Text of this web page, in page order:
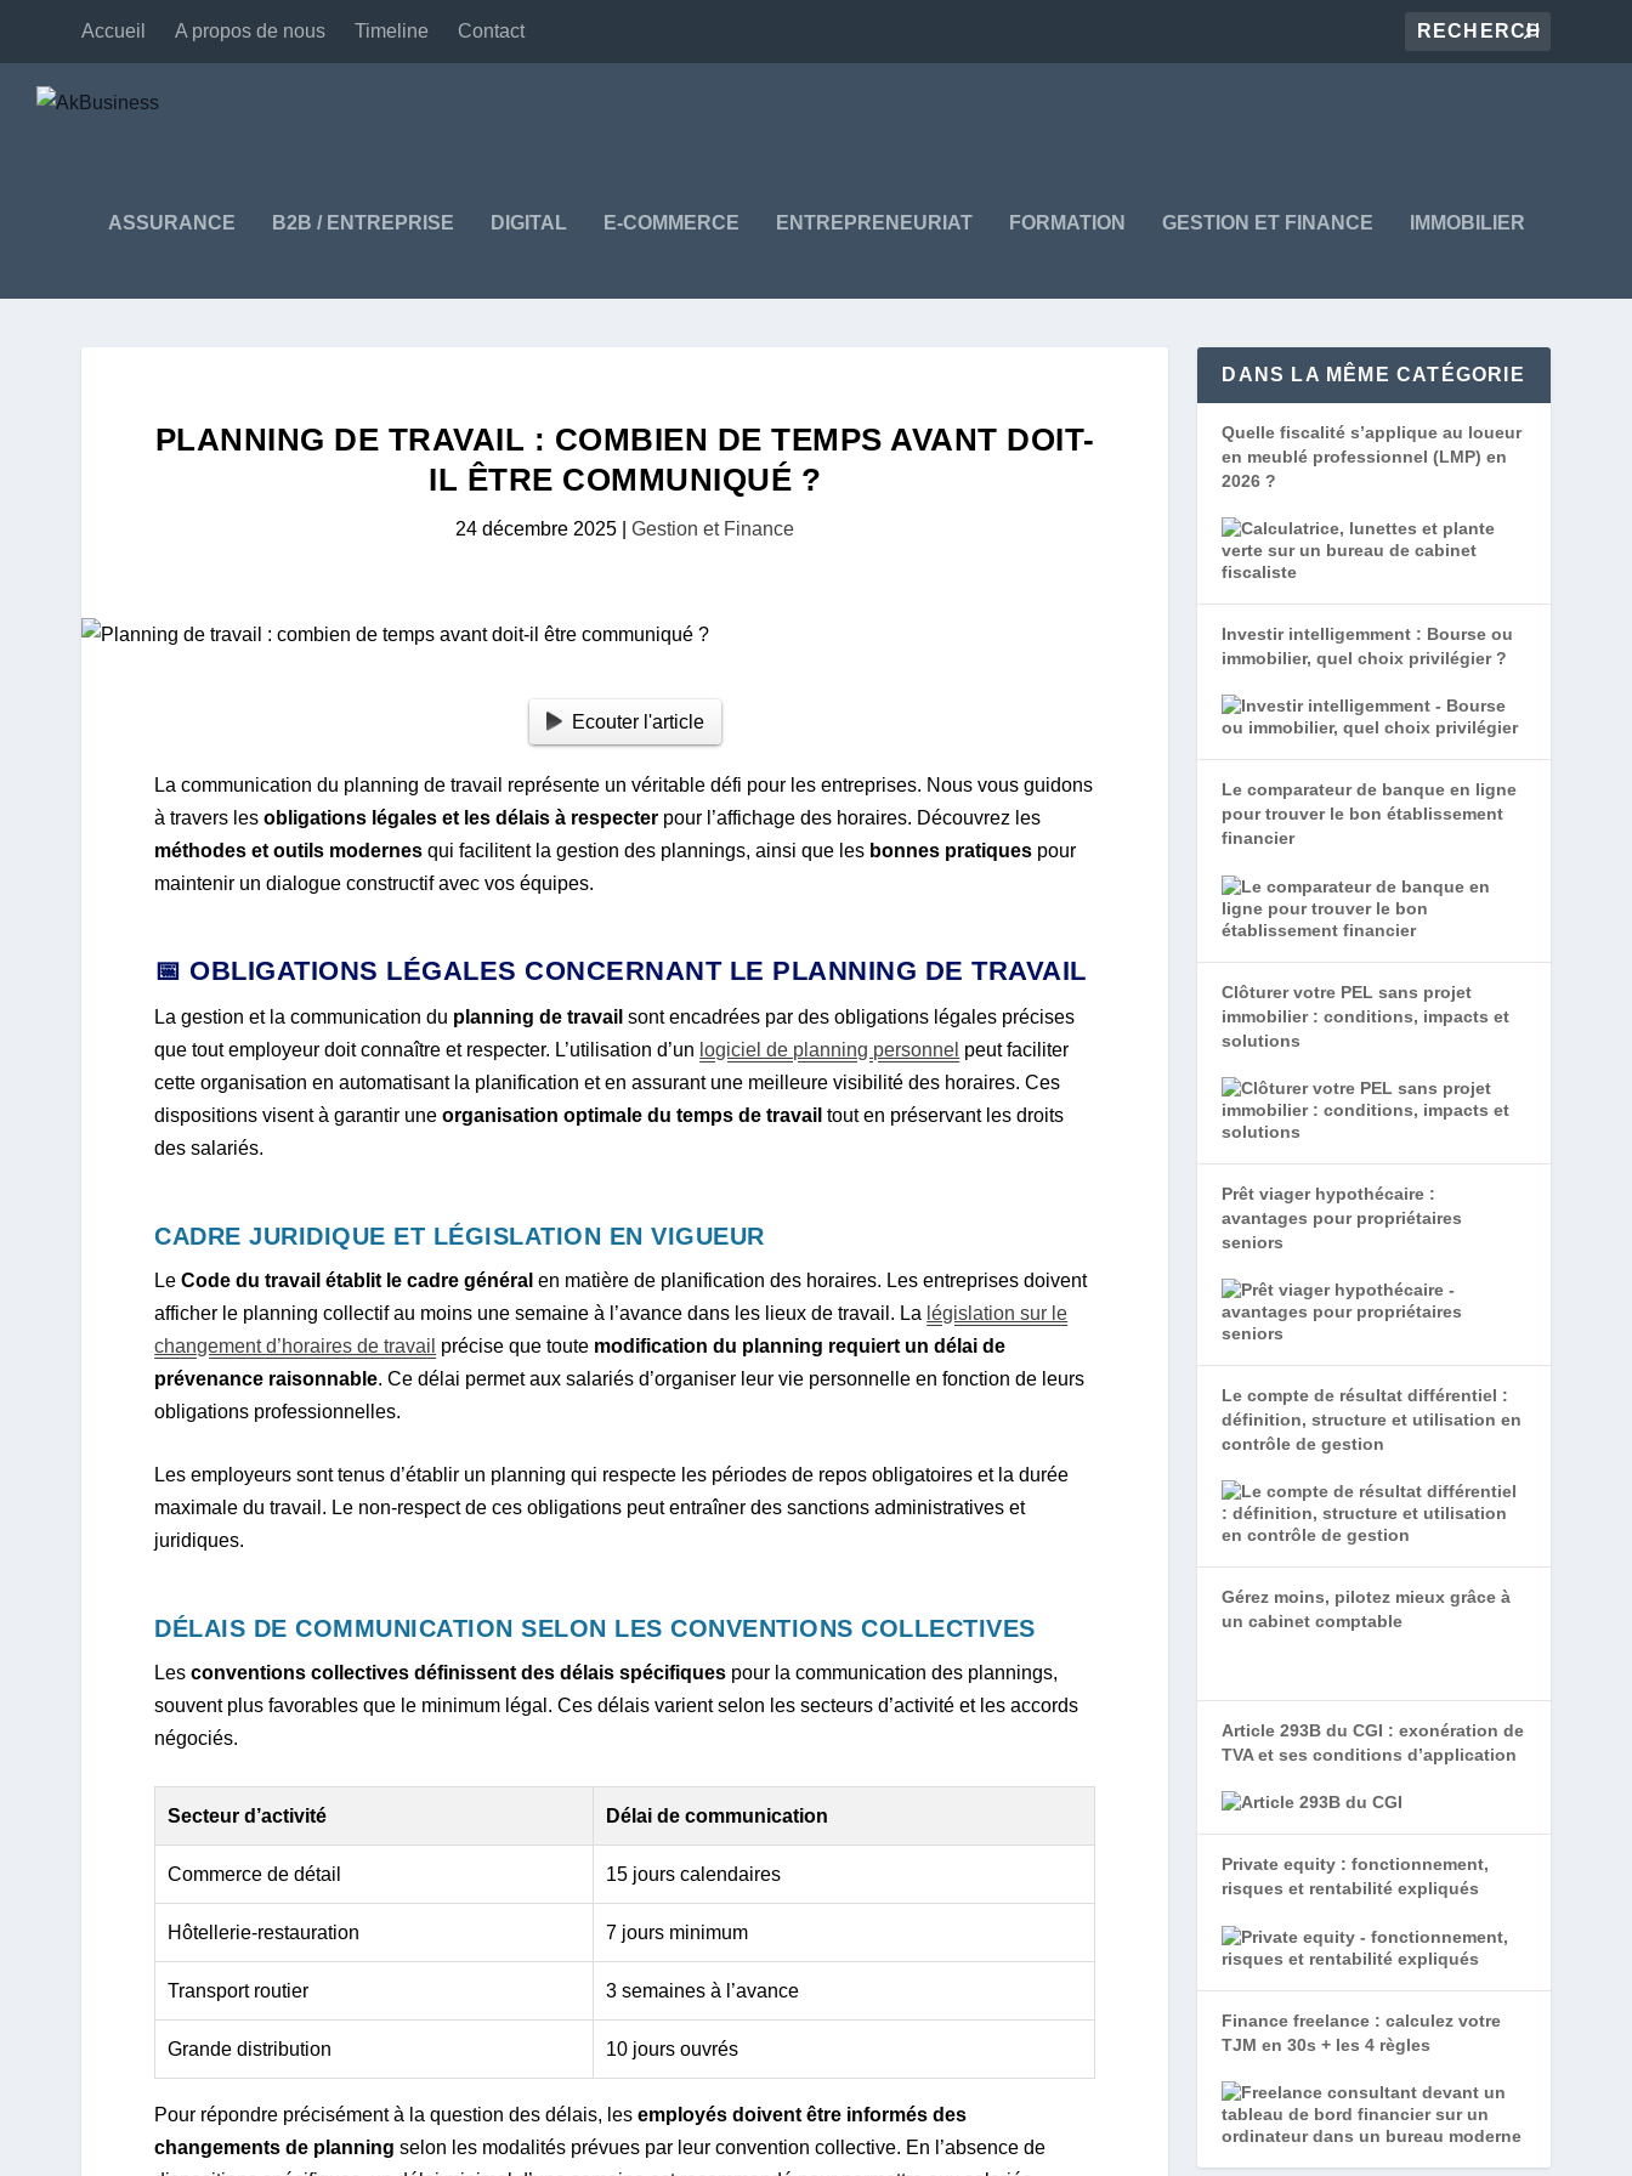
Accueil A propos de nous Timeline Contact
ASSURANCE B2B / ENTREPRISE DIGITAL E-COMMERCE ENTREPRENEURIAT FORMATION GESTION ET FINANCE IMMOBILIER
PLANNING DE TRAVAIL : COMBIEN DE TEMPS AVANT DOIT-
IL ÊTRE COMMUNIQUÉ ?
24 décembre 2025 |Gestion et Finance
Ecouter l'article
La communication du planning de travail représente un véritable défi pour les entreprises. Nous vous guidons
à travers lesobligations légales et les délais à respecter pour l’affichage des horaires. Découvrez les
méthodes et outils modernes qui facilitent la gestion des plannings, ainsi que les bonnes pratiques pour
maintenir un dialogue constructif avec vos équipes.
📅 OBLIGATIONS LÉGALES CONCERNANT LE PLANNING DE TRAVAIL
La gestion et la communication du planning de travail sont encadrées par des obligations légales précises
que tout employeur doit connaître et respecter. L’utilisation d’un logiciel de planning personnel peut faciliter
cette organisation en automatisant la planification et en assurant une meilleure visibilité des horaires. Ces
dispositions visent à garantir uneorganisation optimale du temps de travail tout en préservant les droits
des salariés.
CADRE JURIDIQUE ET LÉGISLATION EN VIGUEUR
LeCode du travail établit le cadre général en matière de planification des horaires. Les entreprises doivent
afficher le planning collectif au moins une semaine à l’avance dans les lieux de travail. La législation sur le
changement d’horaires de travail précise que toute modification du planning requiert un délai de
prévenance raisonnable. Ce délai permet aux salariés d’organiser leur vie personnelle en fonction de leurs
obligations professionnelles.
Les employeurs sont tenus d’établir un planning qui respecte les périodes de repos obligatoires et la durée
maximale du travail. Le non-respect de ces obligations peut entraîner des sanctions administratives et
juridiques.
DÉLAIS DE COMMUNICATION SELON LES CONVENTIONS COLLECTIVES
Lesconventions collectives définissent des délais spécifiques pour la communication des plannings,
souvent plus favorables que le minimum légal. Ces délais varient selon les secteurs d’activité et les accords
négociés.
Secteur d’activité Délai de communication
Commerce de détail 15 jours calendaires
Hôtellerie-restauration 7 jours minimum
Transport routier 3 semaines à l’avance
Grande distribution 10 jours ouvrés
Pour répondre précisément à la question des délais, lesemployés doivent être informés des
changements de planning selon les modalités prévues par leur convention collective. En l’absence de
DANS LA MÊME CATÉGORIE
Quelle fiscalité s’applique au loueur
en meublé professionnel (LMP) en
2026 ?
Investir intelligemment : Bourse ou
immobilier, quel choix privilégier ?
Le comparateur de banque en ligne
pour trouver le bon établissement
financier
Clôturer votre PEL sans projet
immobilier : conditions, impacts et
solutions
Prêt viager hypothécaire :
avantages pour propriétaires
seniors
Le compte de résultat différentiel :
définition, structure et utilisation en
contrôle de gestion
Gérez moins, pilotez mieux grâce à
un cabinet comptable
Article 293B du CGI : exonération de
TVA et ses conditions d’application
Private equity : fonctionnement,
risques et rentabilité expliqués
Finance freelance : calculez votre
TJM en 30s + les 4 règles